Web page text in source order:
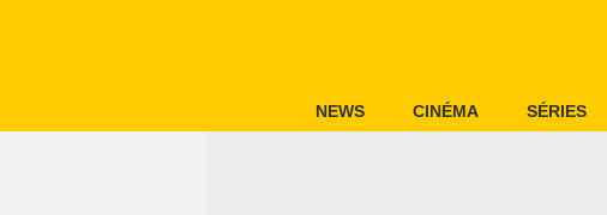
NEWS CINÉMA SÉRIES